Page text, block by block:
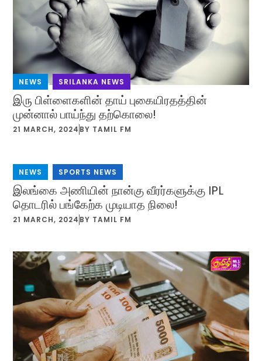
NEWS , SRILANKA NEWS
இரு பிள்ளைகளின் தாய் புகையிரதத்தின்
முன்னால் பாய்ந்து தற்கொலை!
21 MARCH, 2024 BY TAMIL FM
NEWS SPORTS NEWS
இலங்கை அணியின் நான்கு வீரர்களுக்கு IPL
தொடரில் பங்கேற்க முடியாத நிலை!
21 MARCH, 2024 BY TAMIL FM